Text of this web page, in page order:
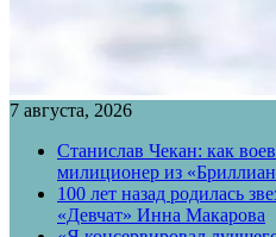
7 августа, 2026
Станислав Чекан: как
милиционер из
100 лет назад родилась
«Девчат» Инна Макарова